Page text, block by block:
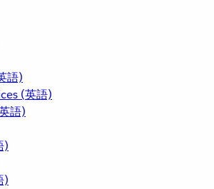
語)
(英語)
語)
)
)